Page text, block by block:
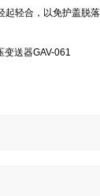
轻合，以免护盖脱落
变送器GAV-061